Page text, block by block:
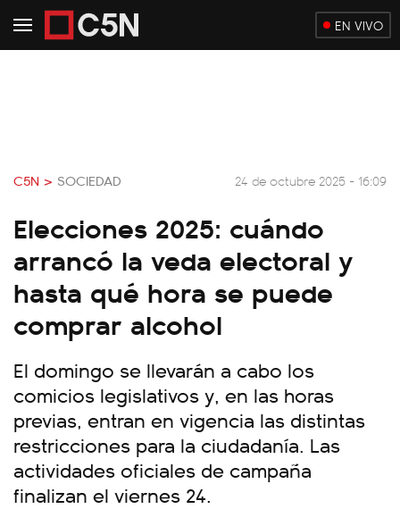
EN VIVO
C5N > SOCIEDAD 24 de octubre 2025 - 16:09
Elecciones 2025: cuándo
arrancó la veda electoral y
hasta qué hora se puede
comprar alcohol
El domingo se llevarán a cabo los
comicios legislativos y, en las horas
previas, entran en vigencia las distintas
restricciones para la ciudadanía. Las
actividades oficiales de campaña
finalizan el viernes 24.